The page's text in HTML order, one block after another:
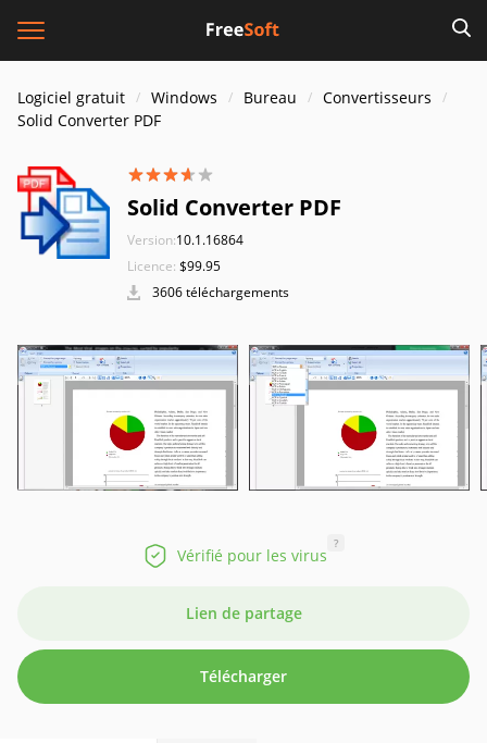
Logiciel gratuit Windows Bureau
Convertisseurs
Solid Converter PDF
Solid Converter PDF
Version:10.1.16864
Licence: $99.95
3606 téléchargements
Vérifié pour les virus
?
Lien de partage
Télécharger